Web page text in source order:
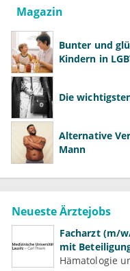
Magazin
Bunter und
Kindern in
Die
Alternative
Mann
Neueste Ärztejobs
Facharzt (m/
mit
Hämatologie